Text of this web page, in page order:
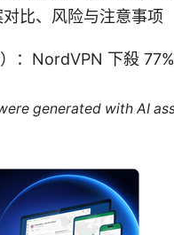
比、风险与注意事项
：NordVPN 下殺
generated with AI